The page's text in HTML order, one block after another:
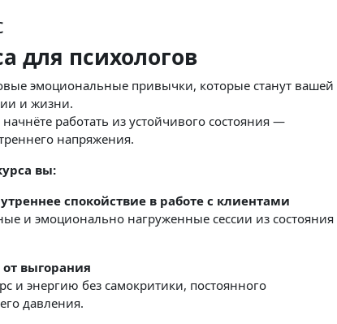
для психологов
эмоциональные привычки, которые станут вашей
и жизни.
работать из устойчивого состояния —
напряжения.
вы:
спокойствие в работе с клиентами
и эмоционально нагруженные сессии из состояния
выгорания
и энергию без самокритики, постоянного
давления.